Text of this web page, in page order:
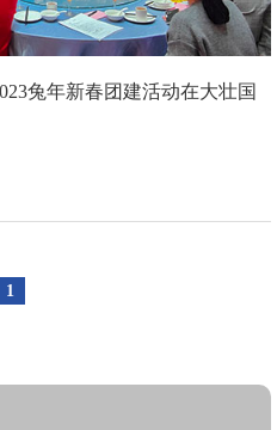
兔年新春团建活动在大壮国
1